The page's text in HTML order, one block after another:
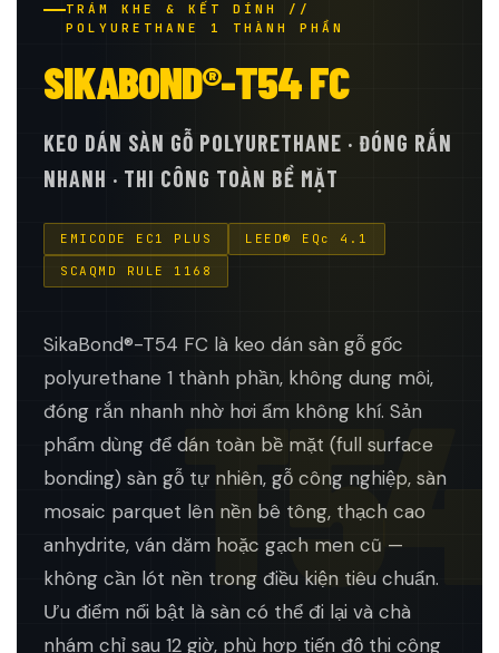
T54
TRÁM KHE & KẾT DÍNH //
POLYURETHANE 1 THÀNH PHẦN
SIKABOND®-T54 FC
KEO DÁN SÀN GỖ POLYURETHANE · ĐÓNG RẮN
NHANH · THI CÔNG TOÀN BỀ MẶT
EMICODE EC1 PLUS LEED® EQc 4.1
SCAQMD RULE 1168
SikaBond®-T54 FC là keo dán sàn gỗ gốc
polyurethane 1 thành phần, không dung môi,
đóng rắn nhanh nhờ hơi ẩm không khí. Sản
phẩm dùng để dán toàn bề mặt (full surface
bonding) sàn gỗ tự nhiên, gỗ công nghiệp, sàn
mosaic parquet lên nền bê tông, thạch cao
anhydrite, ván dăm hoặc gạch men cũ —
không cần lót nền trong điều kiện tiêu chuẩn.
Ưu điểm nổi bật là sàn có thể đi lại và chà
nhám chỉ sau 12 giờ, phù hợp tiến độ thi công